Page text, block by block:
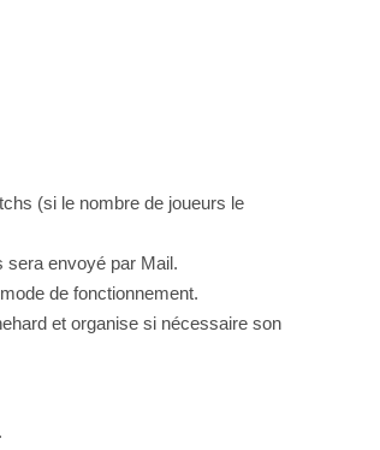
(si le nombre de joueurs le
sera envoyé par Mail.
de fonctionnement.
et organise si nécessaire son